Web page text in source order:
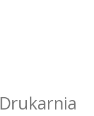
Drukarnia